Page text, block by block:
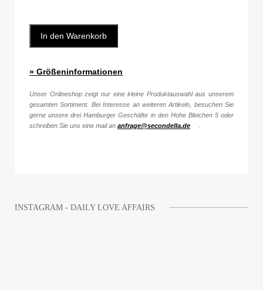
In den Warenkorb
» Größeninformationen
Unser Onlineshop zeigt nur eine kleine Produktauswahl aus unserem
gesamten Sortiment. Bei Interesse an weiteren Artikeln, besuchen Sie
gerne unsere drei Hamburger Geschäfte in den Hohe Bleichen 5 oder
schreiben Sie uns eine mail an anfrage@secondella.de
INSTAGRAM - DAILY LOVE AFFAIRS